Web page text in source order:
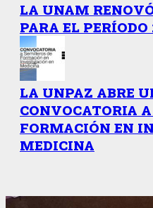
LA UNAM
PARA EL
LA UNPAZ ABRE
CONVOCATORIA
FORMACIÓN EN
MEDICINA